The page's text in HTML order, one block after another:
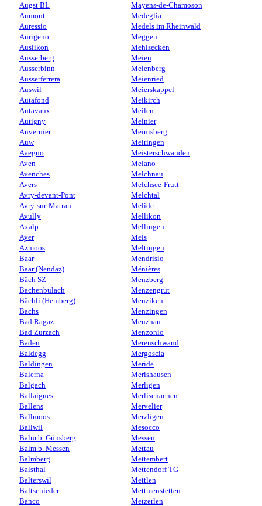
Augst BL
Aumont
Auressio
Aurigeno
Auslikon
Ausserberg
Ausserbinn
Ausserferrera
Auswil
Autafond
Autavaux
Autigny
Auvernier
Auw
Avegno
Aven
Avenches
Avers
Avry-devant-Pont
Avry-sur-Matran
Avully
Axalp
Ayer
Azmoos
Baar
Baar (Nendaz)
Bäch SZ
Bachenbülach
Bächli (Hemberg)
Bachs
Bad Ragaz
Bad Zurzach
Baden
Baldegg
Baldingen
Balerna
Balgach
Ballaigues
Ballens
Ballmoos
Ballwil
Balm b. Günsberg
Balm b. Messen
Balmberg
Balsthal
Balterswil
Baltschieder
Banco
Mayens-de-Chamoson
Medeglia
Medels im Rheinwald
Meggen
Mehlsecken
Meien
Meienberg
Meienried
Meierskappel
Meikirch
Meilen
Meinier
Meinisberg
Meiringen
Meisterschwanden
Melano
Melchnau
Melchsee-Frutt
Melchtal
Melide
Mellikon
Mellingen
Mels
Meltingen
Mendrisio
Ménières
Menzberg
Menzengrüt
Menziken
Menzingen
Menznau
Menzonio
Merenschwand
Mergoscia
Meride
Merishausen
Merligen
Merlischachen
Mervelier
Merzligen
Mesocco
Messen
Mettau
Mettembert
Mettendorf TG
Mettlen
Mettmenstetten
Metzerlen